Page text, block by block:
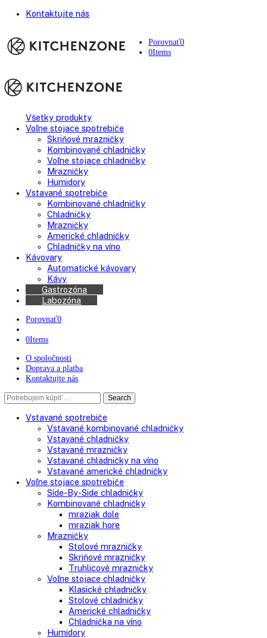
Kontaktujte nás
Porovnať
0Items
Všetky produkty
Voľne stojace spotrebiče
Skriňové mrazničky
Kombinované chladničky
Voľne stojace chladničky
Mrazničky
Humidory
Vstavané spotrebiče
Kombinované chladničky
Chladničky
Mrazničky
Americké chladničky
Chladničky na víno
Kávovary
Automatické kávovary
Gastrozóna
Porovnať0
0Items
O spoločnosti
Kontaktujte nás
Search
Vstavané spotrebiče
Vstavané kombinované chladničky
Vstavané chladničky
Vstavané mrazničky
Vstavané chladničky na víno
Vstavané americké chladničky
Voľne stojace spotrebiče
Side-By-Side chladničky
Kombinované chladničky
mraziak dole
mraziak hore
Mrazničky
Stolové mrazničky
Skriňové mrazničky
Truhlicové mrazničky